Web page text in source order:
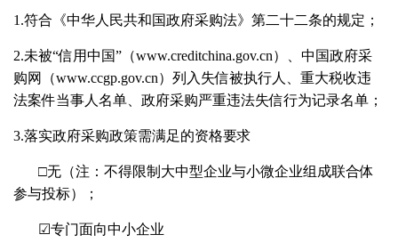
1.符合《中华人民共和国政府采购法》第二十二条的规定；
2.未被“信用中国”（www.creditchina.gov.cn）、中国政府采
购网（www.ccgp.gov.cn）列入失信被执行人、重大税收违
法案件当事人名单、政府采购严重违法失信行为记录名单；
3.落实政府采购政策需满足的资格要求
□无（注：不得限制大中型企业与小微企业组成联合体
参与投标）；
☑专门面向中小企业